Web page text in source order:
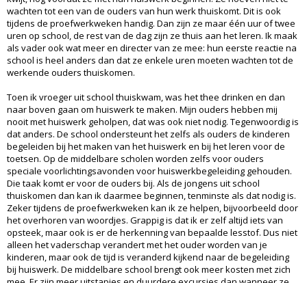
wachten tot een van de ouders van hun werk thuiskomt. Dit is ook
tijdens de proefwerkweken handig. Dan zijn ze maar één uur of twee
uren op school, de rest van de dag zijn ze thuis aan het leren. Ik maak
als vader ook wat meer en directer van ze mee: hun eerste reactie na
school is heel anders dan dat ze enkele uren moeten wachten tot de
werkende ouders thuiskomen.
Toen ik vroeger uit school thuiskwam, was het thee drinken en dan
naar boven gaan om huiswerk te maken. Mijn ouders hebben mij
nooit met huiswerk geholpen, dat was ook niet nodig. Tegenwoordig is
dat anders. De school ondersteunt het zelfs als ouders de kinderen
begeleiden bij het maken van het huiswerk en bij het leren voor de
toetsen. Op de middelbare scholen worden zelfs voor ouders
speciale voorlichtingsavonden voor huiswerkbegeleiding gehouden.
Die taak komt er voor de ouders bij. Als de jongens uit school
thuiskomen dan kan ik daarmee beginnen, tenminste als dat nodig is.
Zeker tijdens de proefwerkweken kan ik ze helpen, bijvoorbeeld door
het overhoren van woordjes. Grappig is dat ik er zelf altijd iets van
opsteek, maar ook is er de herkenning van bepaalde lesstof. Dus niet
alleen het vaderschap verandert met het ouder worden van je
kinderen, maar ook de tijd is veranderd kijkend naar de begeleiding
bij huiswerk. De middelbare school brengt ook meer kosten met zich